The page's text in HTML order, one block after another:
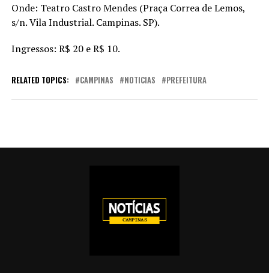
Onde: Teatro Castro Mendes (Praça Correa de Lemos,
s/n. Vila Industrial. Campinas. SP).
Ingressos: R$ 20 e R$ 10.
RELATED TOPICS: CAMPINAS NOTICIAS PREFEITURA